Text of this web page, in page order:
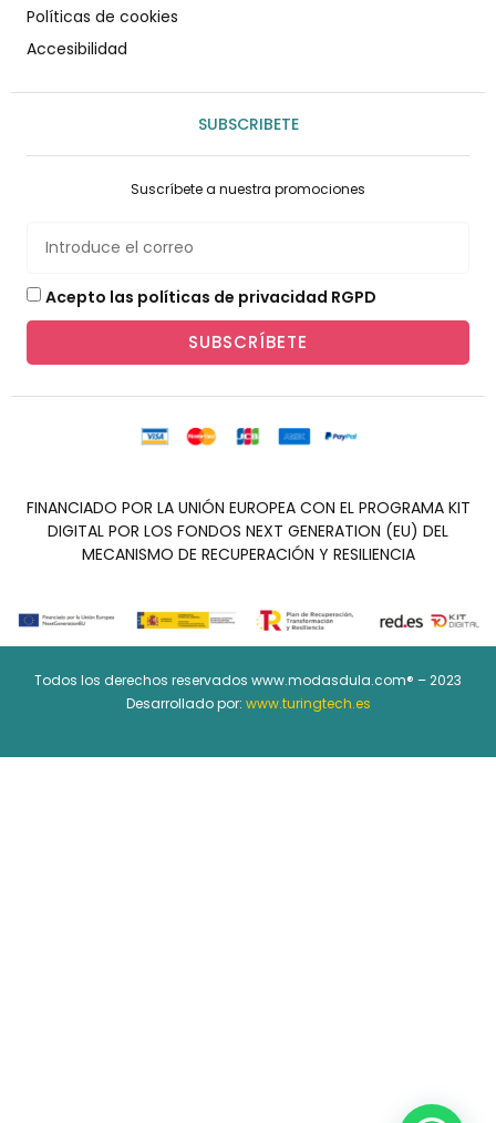
Políticas de cookies
Accesibilidad
SUBSCRIBETE
Suscríbete a nuestra promociones
Acepto las políticas de privacidad RGPD
SUBSCRÍBETE
FINANCIADO POR LA UNIÓN EUROPEA CON EL PROGRAMA KIT
DIGITAL POR LOS FONDOS NEXT GENERATION (EU) DEL
MECANISMO DE RECUPERACIÓN Y RESILIENCIA
Todos los derechos reservados www.modasdula.com® – 2023
Desarrollado por: www.turingtech.es